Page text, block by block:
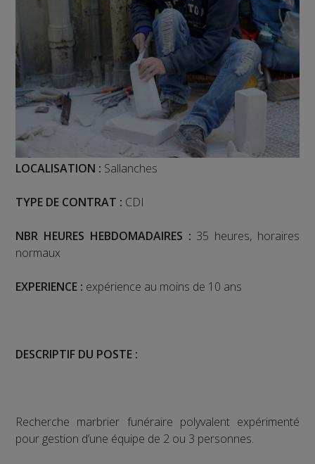
LOCALISATION : Sallanches
TYPE DE CONTRAT : CDI
NBR HEURES HEBDOMADAIRES : 35 heures, horaires
normaux
EXPERIENCE : expérience au moins de 10 ans
DESCRIPTIF DU POSTE :
Recherche marbrier funéraire polyvalent expérimenté
pour gestion d’une équipe de 2 ou 3 personnes.